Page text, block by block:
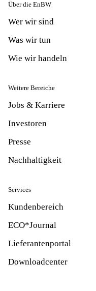
Über die EnBW
Wer wir sind
Was wir tun
Wie wir handeln
Weitere Bereiche
Jobs & Karriere
Investoren
Presse
Nachhaltigkeit
Services
Kundenbereich
ECO*Journal
Lieferantenportal
Downloadcenter